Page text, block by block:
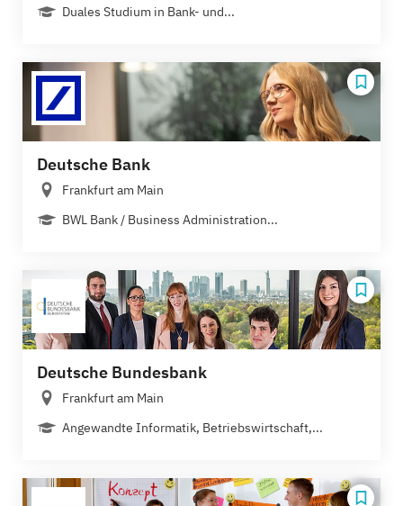
Duales Studium in Bank- und...
Deutsche Bank
Frankfurt am Main
BWL Bank / Business Administration...
Deutsche Bundesbank
Frankfurt am Main
Angewandte Informatik, Betriebswirtschaft,...